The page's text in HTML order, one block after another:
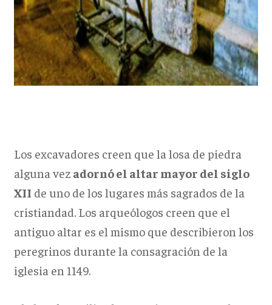
Los excavadores creen que la losa de piedra
alguna vez adornó el altar mayor del siglo
XII de uno de los lugares más sagrados de la
cristiandad. Los arqueólogos creen que el
antiguo altar es el mismo que describieron los
peregrinos durante la consagración de la
iglesia en 1149.